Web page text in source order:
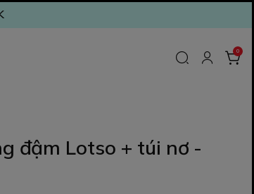
0
đậm Lotso + túi nơ -